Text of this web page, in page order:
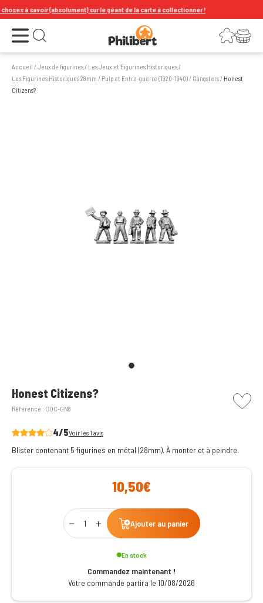
à savoir (absolument) sur le géant de la carte à collectionner !
Ouvrir le menu Ouvrir la recherche Connexion
Votre panier
Accueil /Jeux de figurines/ Les Jeux et Figurines Historiques/
Les Figurines Historiques 28mm / Pulp et Entre-guerre (1920-1940)/ Gangsters/ Honest
Citizens?
Honest Citizens?
Référence : COC-GN8
picto
4/5Voir les 1 avis
Blister contenant 5 figurines en métal (28mm). À monter et à peindre.
10,50€
Qty
Ajouter au panier
En stock
Commandez maintenant !
Votre commande partira le 10/08/2026